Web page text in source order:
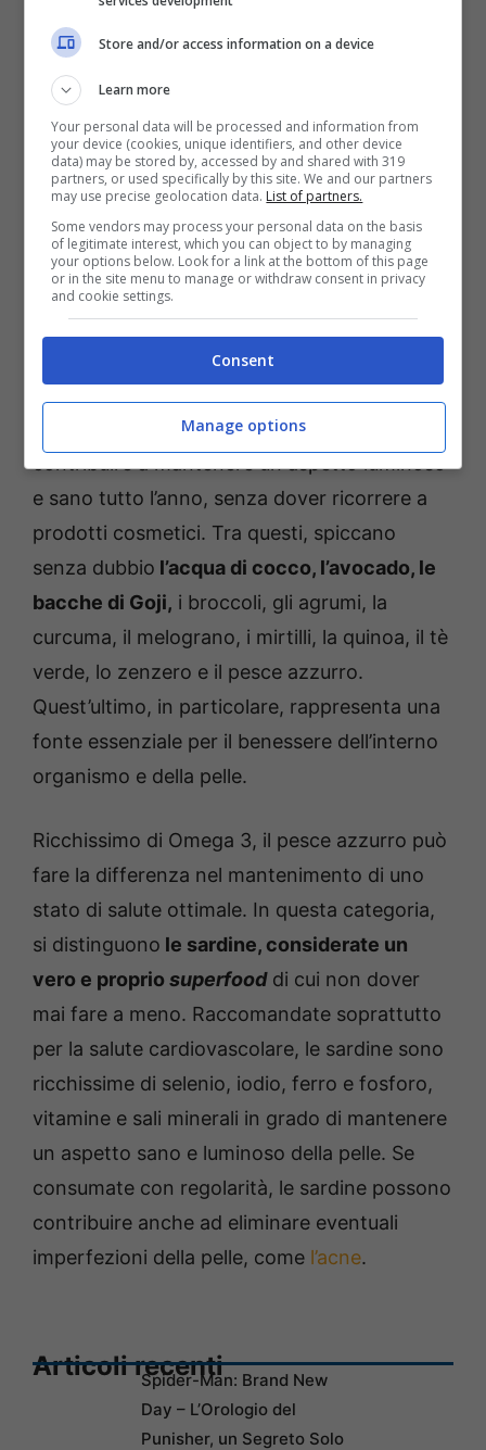
Pelle luminosa? Questo il superfood da consumare tutti i
Nel caso della pelle, alcuni alimenti possono
contribuire a mantenere un aspetto luminoso
e sano tutto l’anno, senza dover ricorrere a
prodotti cosmetici. Tra questi, spiccano
senza dubbio l’acqua di cocco, l’avocado, le
bacche di Goji, i broccoli, gli agrumi, la
curcuma, il melograno, i mirtilli, la quinoa, il tè
verde, lo zenzero e il pesce azzurro.
Quest’ultimo, in particolare, rappresenta una
fonte essenziale per il benessere dell’interno
organismo e della pelle.
Ricchissimo di Omega 3, il pesce azzurro può
fare la differenza nel mantenimento di uno
stato di salute ottimale. In questa categoria,
si distinguono le sardine, considerate un
vero e propriosuperfooddi cui non dover
mai fare a meno. Raccomandate soprattutto
per la salute cardiovascolare, le sardine sono
ricchissime di selenio, iodio, ferro e fosforo,
vitamine e sali minerali in grado di mantenere
un aspetto sano e luminoso della pelle. Se
consumate con regolarità, le sardine possono
contribuire anche ad eliminare eventuali
imperfezioni della pelle, come l’acne.
Articoli recentiSpider-Man: Brand New
Day – L’Orologio del
Punisher, un Segreto Solo
Store and/or access information on a device
Learn more
Your personal data will be processed and information from
your device (cookies, unique identifiers, and other device
data) may be stored by, accessed by and shared with 319
partners, or used specifically by this site. We and our partners
may use precise geolocation data. List of partners.
Some vendors may process your personal data on the basis
of legitimate interest, which you can object to by managing
your options below. Look for a link at the bottom of this page
or in the site menu to manage or withdraw consent in privacy
and cookie settings.
Consent
Manage options